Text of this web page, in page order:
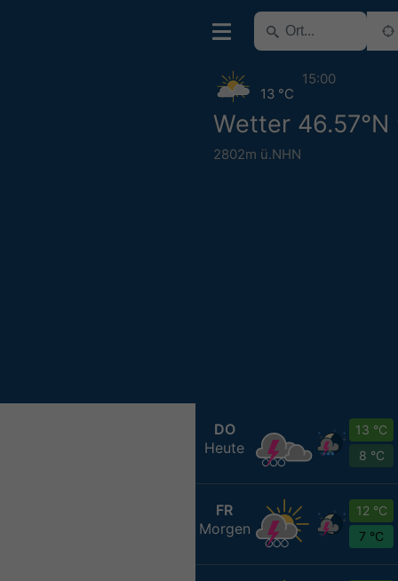
Wetter 46.57°N
2802m ü.NHN
13 °C
15:00
DO
Heute
13 °C
8 °C
FR
Morgen
12 °C
7 °C